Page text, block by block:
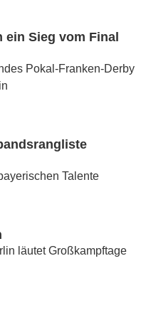
Sieg vom Final
Pokal-Franken-Derby
Talente
läutet Großkampftage